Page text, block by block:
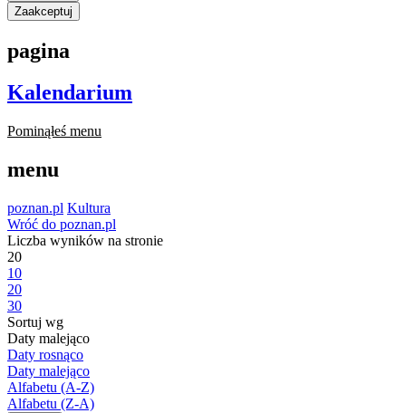
Zaakceptuj
pagina
Kalendarium
Pominąłeś menu
menu
poznan.pl Kultura
Wróć do poznan.pl
Liczba wyników na stronie
20
10
20
30
Sortuj wg
Daty malejąco
Daty rosnąco
Daty malejąco
Alfabetu (A-Z)
Alfabetu (Z-A)